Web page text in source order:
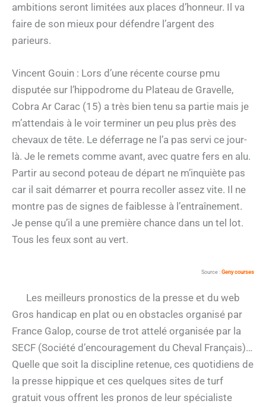
ambitions seront limitées aux places d’honneur. Il va
faire de son mieux pour défendre l’argent des
parieurs.
Vincent Gouin : Lors d’une récente course pmu
disputée sur l’hippodrome du Plateau de Gravelle,
Cobra Ar Carac (15) a très bien tenu sa partie mais je
m’attendais à le voir terminer un peu plus près des
chevaux de tête. Le déferrage ne l’a pas servi ce jour-
là. Je le remets comme avant, avec quatre fers en alu.
Partir au second poteau de départ ne m’inquiète pas
car il sait démarrer et pourra recoller assez vite. Il ne
montre pas de signes de faiblesse à l’entraînement.
Je pense qu’il a une première chance dans un tel lot.
Tous les feux sont au vert.
Source : Geny courses
Les meilleurs pronostics de la presse et du web
Gros handicap en plat ou en obstacles organisé par
France Galop, course de trot attelé organisée par la
SECF (Société d’encouragement du Cheval Français)…
Quelle que soit la discipline retenue, ces quotidiens de
la presse hippique et ces quelques sites de turf
gratuit vous offrent les pronos de leur spécialiste